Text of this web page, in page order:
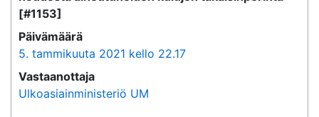
[#1153]
Päivämäärä
5. tammikuuta 2021 kello 22.17
Vastaanottaja
Ulkoasiainministeriö UM